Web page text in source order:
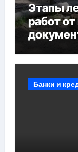
Этапы
работ
Банки и